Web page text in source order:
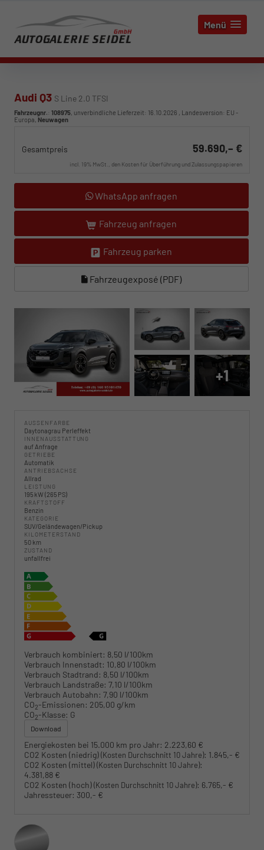
Menü
Audi Q3 S Line 2.0 TFSI
Fahrzeugnr.: 108975, unverbindliche Lieferzeit: 16.10.2026 , Landesversion: EU -
Europa, Neuwagen
Gesamtpreis 59.690,– €
incl. 19% MwSt., den Kosten für Überführung und Zulassungspapieren
WhatsApp anfragen
Fahrzeug anfragen
Fahrzeug parken
Fahrzeugexposé (PDF)
+1
AUSSENFARBE
Daytonagrau Perleffekt
INNENAUSSTATTUNG
auf Anfrage
GETRIEBE
Automatik
ANTRIEBSACHSE
Allrad
LEISTUNG
195 kW (265 PS)
KRAFTSTOFF
Benzin
KATEGORIE
SUV/Geländewagen/Pickup
KILOMETERSTAND
50 km
ZUSTAND
unfallfrei
Verbrauch kombiniert: 8,50 l/100km
Verbrauch Innenstadt: 10,80 l/100km
Verbrauch Stadtrand: 8,50 l/100km
Verbrauch Landstraße: 7,10 l/100km
Verbrauch Autobahn: 7,90 l/100km
CO2-Emissionen: 205,00 g/km
CO2-Klasse: G
Download
Energiekosten bei 15.000 km pro Jahr: 2.223,60 €
CO2 Kosten (niedrig)(Kosten Durchschnitt 10 Jahre): 1.845,- €
CO2 Kosten (mittel)(Kosten Durchschnitt 10 Jahre):
4.381,88 €
CO2 Kosten (hoch)(Kosten Durchschnitt 10 Jahre): 6.765,- €
Jahressteuer: 300,- €